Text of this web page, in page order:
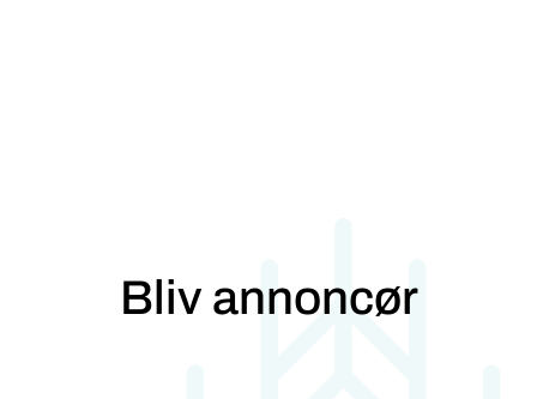
Bliv annoncør